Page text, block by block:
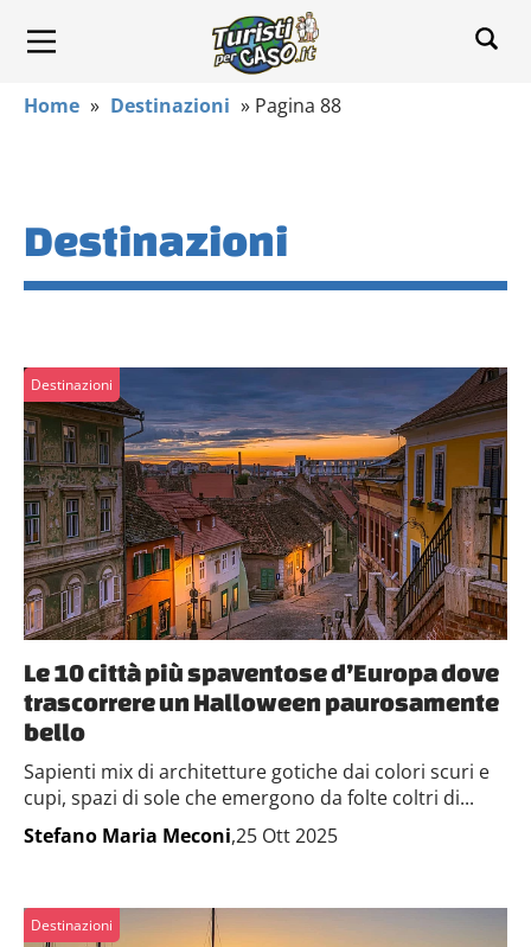
Home » Destinazioni » Pagina 88
Destinazioni
Destinazioni
Le 10 città più spaventose d’Europa dove
trascorrere un Halloween paurosamente
bello
Sapienti mix di architetture gotiche dai colori scuri e
cupi, spazi di sole che emergono da folte coltri di...
Stefano Maria Meconi,25 Ott 2025
Destinazioni